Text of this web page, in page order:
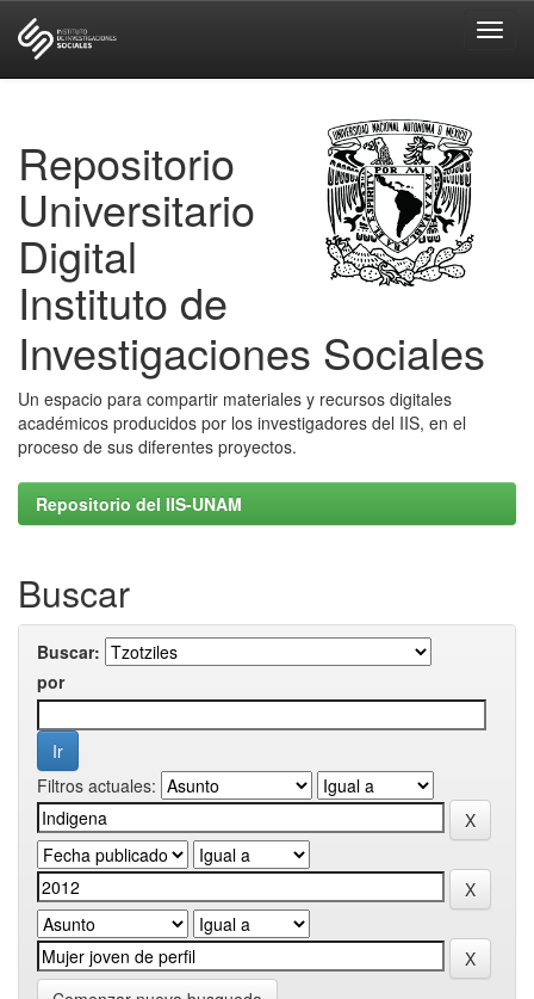
Repositorio
Universitario
Digital
Instituto de
Investigaciones Sociales
Un espacio para compartir materiales y recursos digitales
académicos producidos por los investigadores del IIS, en el
proceso de sus diferentes proyectos.
Repositorio del IIS-UNAM
Buscar
Buscar:
por
Filtros actuales: